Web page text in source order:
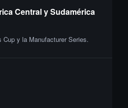
Central y Sudamérica
y la Manufacturer Series.